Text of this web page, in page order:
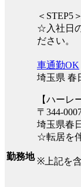
＜STEP5
☆入社日
ださい。
勤務地
車通勤OK
埼玉県 春
【ハーレ
〒344-
埼玉県春
☆転居を
※上記を